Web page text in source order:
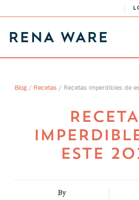
Blog / Recetas / Recetas imperdibles de
ESTE
By